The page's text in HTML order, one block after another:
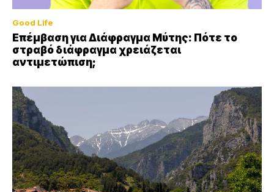
Good Life
Επέμβαση για Διάφραγμα Μύτης: Πότε το
στραβό διάφραγμα χρειάζεται
αντιμετώπιση;